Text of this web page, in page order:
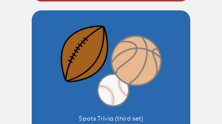
Spots Trivia (third set)